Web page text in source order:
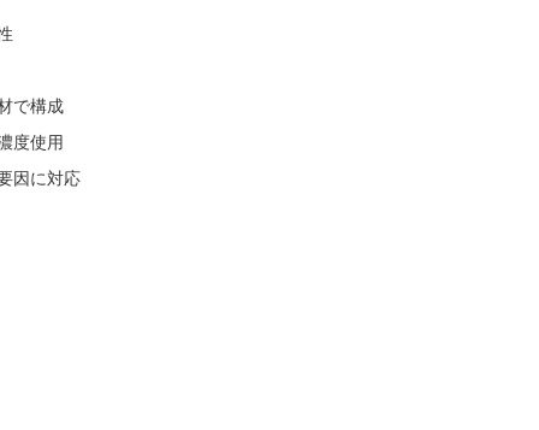
で構成
度使用
因に対応